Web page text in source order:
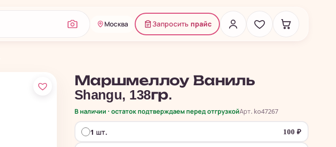
Москва Запросить прайс
Маршмеллоу Ваниль
Shangu, 138гр.
В наличии · остаток подтверждаем перед отгрузкойАрт. ko47267
1 шт. 100₽